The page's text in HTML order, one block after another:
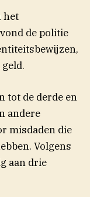
het
de politie
tot de derde en
andere
misdaden die
Volgens
aan drie